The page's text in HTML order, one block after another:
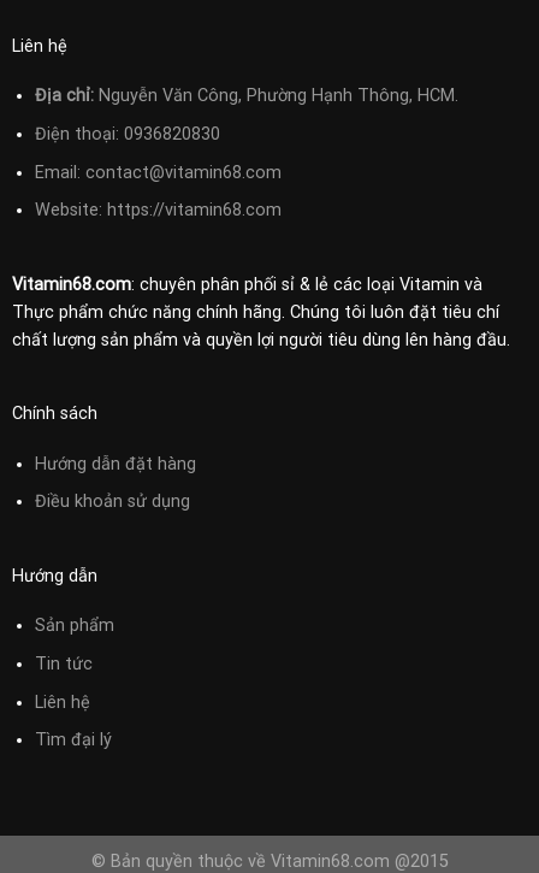
Liên hệ
Địa chỉ:Nguyễn Văn Công, Phường Hạnh Thông, HCM.
Điện thoại: 0936820830
Email: contact@vitamin68.com
Website: https://vitamin68.com
Vitamin68.com: chuyên phân phối sỉ & lẻ các loại Vitamin và
Thực phẩm chức năng chính hãng. Chúng tôi luôn đặt tiêu chí
chất lượng sản phẩm và quyền lợi người tiêu dùng lên hàng đầu.
Chính sách
Hướng dẫn đặt hàng
Điều khoản sử dụng
Hướng dẫn
Sản phẩm
Tin tức
Liên hệ
Tìm đại lý
© Bản quyền thuộc về Vitamin68.com @2015